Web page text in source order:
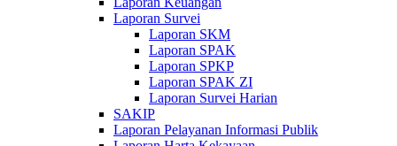
Laporan Survei
Laporan SKM
Laporan SPAK
Laporan SPKP
Laporan SPAK ZI
Laporan Survei Harian
SAKIP
Laporan Pelayanan Informasi Publik